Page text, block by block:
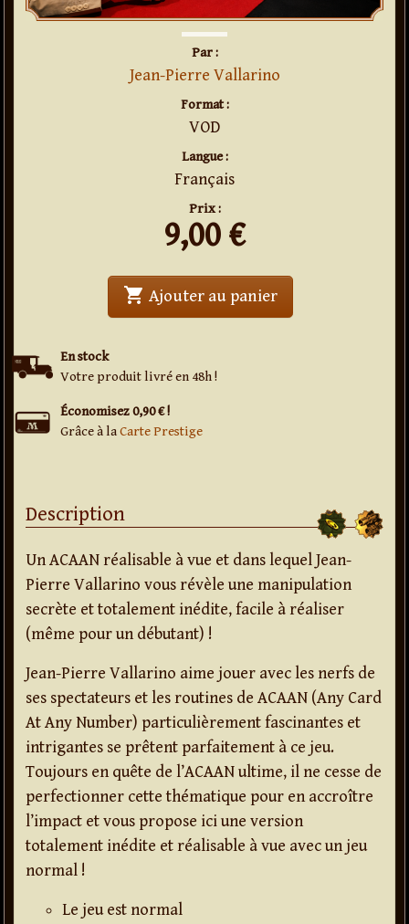
Par :
Jean-Pierre Vallarino
Format :
VOD
Langue :
Français
Prix :
9,00 €
En stock
Votre produit livré en 48h !
Économisez 0,90 € !
Grâce à laCarte Prestige
shopping_cart Ajouter au panier
Description
Un ACAAN réalisable à vue et dans lequel Jean-
Pierre Vallarino vous révèle une manipulation
secrète et totalement inédite, facile à réaliser
(même pour un débutant) !
Jean-Pierre Vallarino aime jouer avec les nerfs de
ses spectateurs et les routines de ACAAN (Any Card
At Any Number) particulièrement fascinantes et
intrigantes se prêtent parfaitement à ce jeu.
Toujours en quête de l’ACAAN ultime, il ne cesse de
perfectionner cette thématique pour en accroître
l’impact et vous propose ici une version
totalement inédite et réalisable à vue avec un jeu
normal !
Le jeu est normal